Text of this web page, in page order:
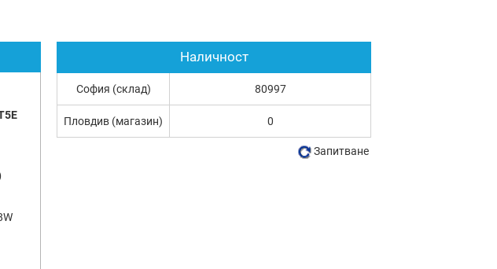
Наличност
София (склад) 80997
Пловдив (магазин) 0
Запитване